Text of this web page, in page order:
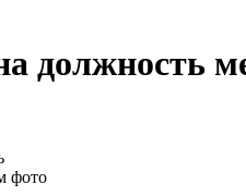
должность
фото